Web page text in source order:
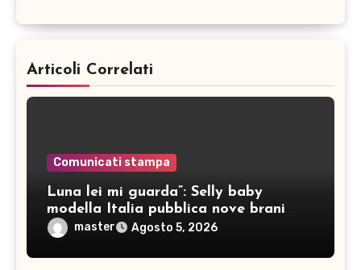
Articoli Correlati
Comunicati stampa
Luna lei mi guarda”: Selly baby
modella Italia pubblica nove brani
ineditimaster Agosto 5, 2026